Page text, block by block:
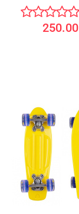
250.00